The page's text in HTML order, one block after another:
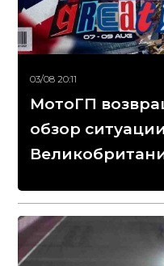
03/08 20:11
МотоГП
обзор